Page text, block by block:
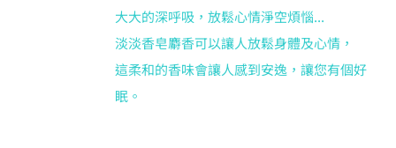
大大的深呼吸，放鬆心情淨空煩惱...
淡淡香皂麝香可以讓人放鬆身體及心情，
這柔和的香味會讓人感到安逸，讓您有個好
眠。